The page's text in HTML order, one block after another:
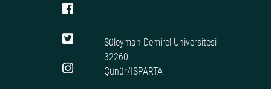
Süleyman Demirel Üniversitesi
32260
Çünür/ISPARTA